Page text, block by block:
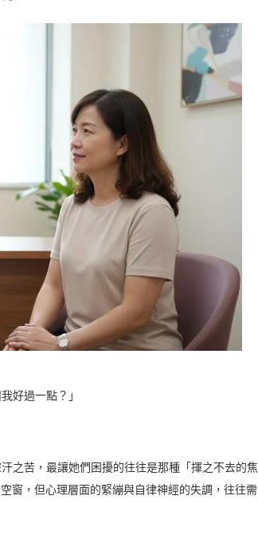
好過一點？」
之苦，最讓她們困擾的往往是那種「揮之不去的焦
窗，但心理層面的緊繃與自律神經的失調，往往需